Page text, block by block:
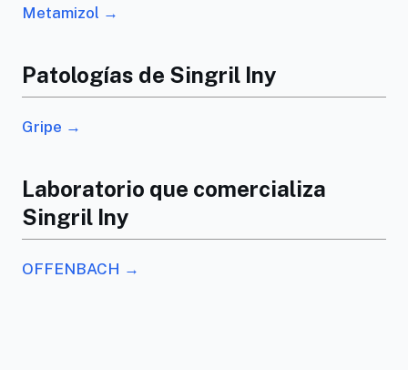
Metamizol →
Patologías de Singril Iny
Gripe →
Laboratorio que comercializa
Singril Iny
OFFENBACH →